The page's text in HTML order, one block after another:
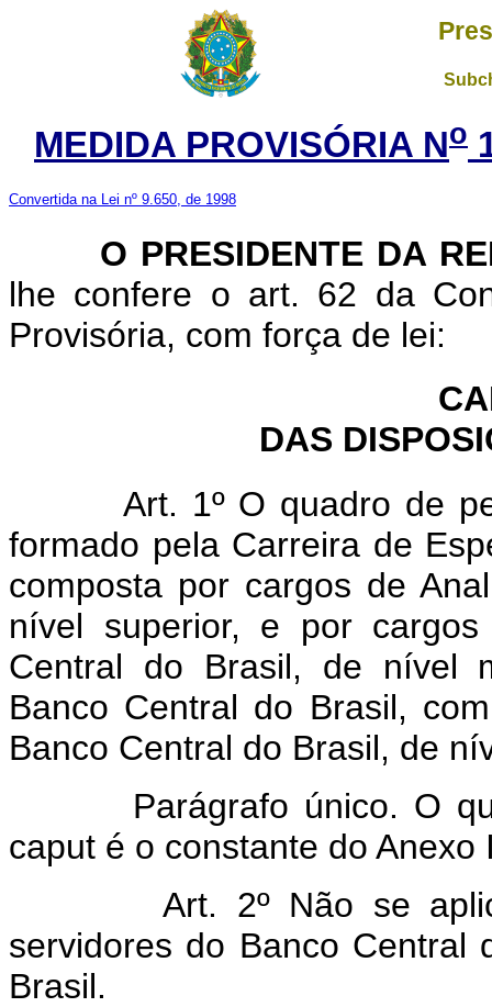
MEDIDA PROVISÓRIA No
Convertida na Lei nº 9.650, de 1998
O PRESIDENTE DA
lhe confere o art. 62 da
Provisória, com força de lei:
DAS
Art. 1º O quadro de
formado pela Carreira de
composta por cargos de
nível superior, e por
Central do Brasil, de nível
Banco Central do Brasil,
Banco Central do Brasil, de
Parágrafo único. O
caput é o constante do
Art. 2º Não se aplica
servidores do Banco
Brasil.